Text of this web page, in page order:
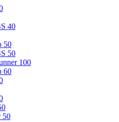
40
50
50
100
60
50